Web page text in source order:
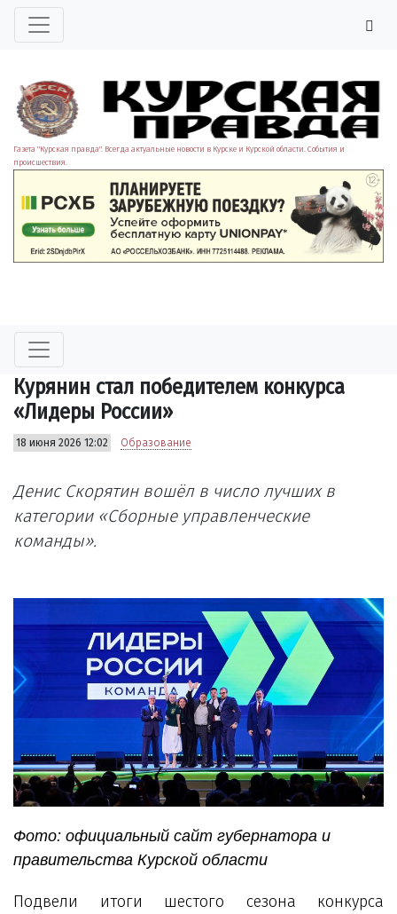
Газета "Курская правда". Всегда актуальные новости в Курске и Курской области. События и
происшествия.
Курянин стал победителем конкурса
«Лидеры России»
18 июня 2026 12:02 Образование
Денис Скорятин вошёл в число лучших в
категории «Сборные управленческие
команды».
Фото: официальный сайт губернатора и
правительства Курской области
Подвели итоги шестого сезона конкурса